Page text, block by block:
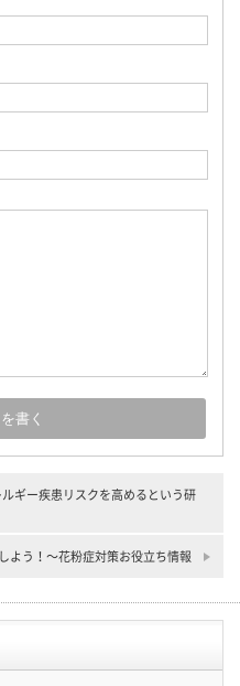
ギー疾患リスクを高めるという研
よう！〜花粉症対策お役立ち情報